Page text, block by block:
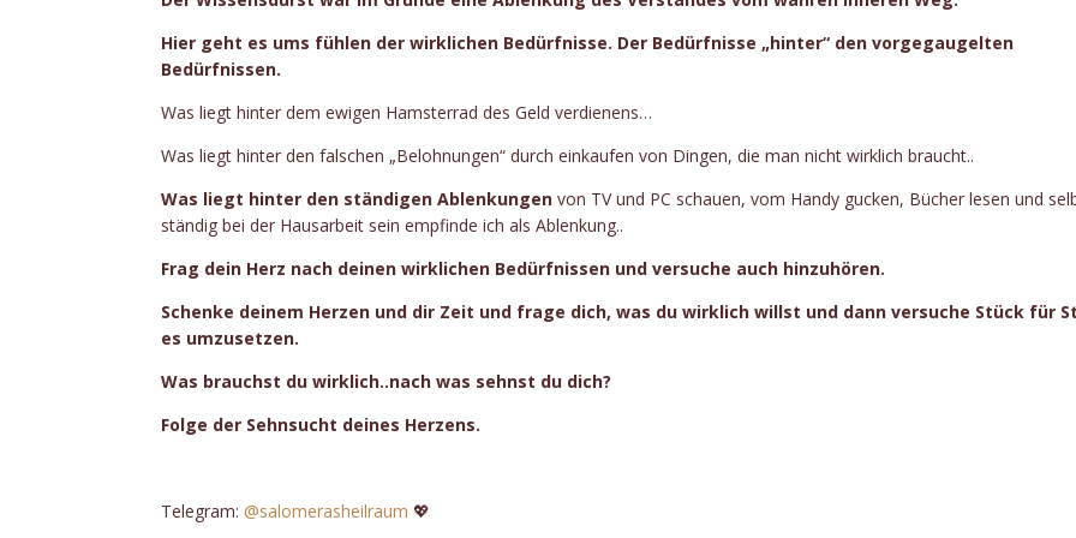
Hier geht es ums fühlen der wirklichen Bedürfnisse. Der Bedürfnisse „hinter“ den vorgegaugelten
Bedürfnissen.
Was liegt hinter dem ewigen Hamsterrad des Geld verdienens…
Was liegt hinter den falschen „Belohnungen“ durch einkaufen von Dingen, die man nicht wirklich braucht..
Was liegt hinter den ständigen Ablenkungen von TV und PC schauen, vom Handy gucken, Bücher lesen und
ständig bei der Hausarbeit sein empfinde ich als Ablenkung..
Frag dein Herz nach deinen wirklichen Bedürfnissen und versuche auch hinzuhören.
Schenke deinem Herzen und dir Zeit und frage dich, was du wirklich willst und dann versuche Stück für
es umzusetzen.
Was brauchst du wirklich..nach was sehnst du dich?
Folge der Sehnsucht deines Herzens.
Telegram:@salomerasheilraum 💖